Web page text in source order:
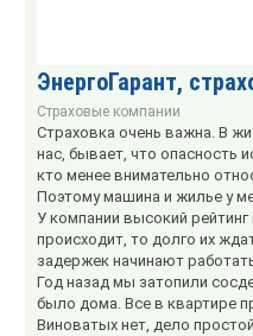
ЭнергоГарант,
Страховые компании
Страховка очень важна. В
нас, бывает, что опасность
кто менее внимательно
Поэтому машина и жилье у
У компании высокий
происходит, то долго их
задержек начинают
Год назад мы затопили
было дома. Все в квартире
Виноватых нет, дело